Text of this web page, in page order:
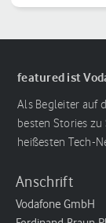
featured ist
Als Begleiter auf
besten Stories
heißesten Tech-
Anschrift
Vodafone GmbH